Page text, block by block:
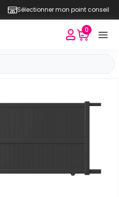
Sélectionner mon point conseil
0